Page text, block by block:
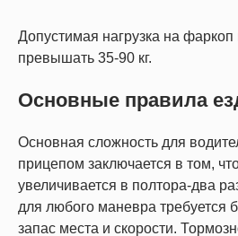
Допустимая нагрузка на
превышать 35-90 кг.
Основные правила
Основная сложность для
прицепом заключается в том,
увеличивается в полтора-два
для любого маневра требуется
запас места и скорости.